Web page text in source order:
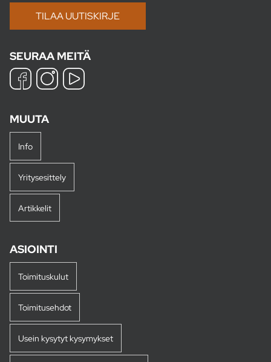
SEURAA MEITÄ
MUUTA
Info
Yritysesittely
Artikkelit
ASIOINTI
Toimituskulut
Toimitusehdot
Usein kysytyt kysymykset